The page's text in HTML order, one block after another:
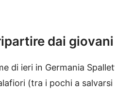
dai giovani
di ieri in Germania
(tra i pochi a